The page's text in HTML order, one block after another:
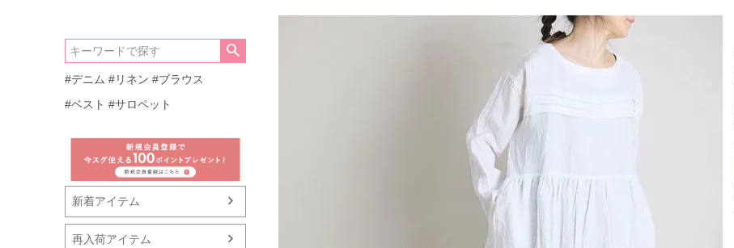
#デニム #リネン #ブラウス
#ベスト #サロペット
新着アイテム
再入荷アイテム